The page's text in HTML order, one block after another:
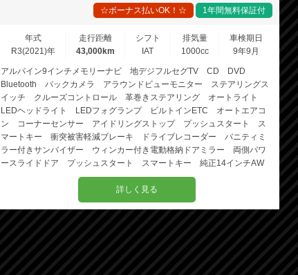
☆ボーナス払いOK！☆
1年間無料保証付
年式
R3(2021)年
走行距離
43,000km
シフト
IAT
排気量
1000cc
車検期日
9年9月
アルパイン9インチメモリーナビ 地デジフルセグTV CD DVD
Bluetooth バックカメラ アラウンドビューモニター ステアリングス
イッチ クルーズコントロール 革巻きステアリング オートライト
LEDヘッドライト LEDフォグランプ ビルトインETC オートエアコ
ン コーナーセンサー アイドリングストップ プッシュスタート ス
マートキー 衝突被害軽減ブレーキ ドライブレコーダー バニティミ
ラー付きサンバイザー ウィンカー付き電動格納ドアミラー 両側パワ
ースライドドア プッシュスタート スマートキー 純正14インチAW
詳しく見る